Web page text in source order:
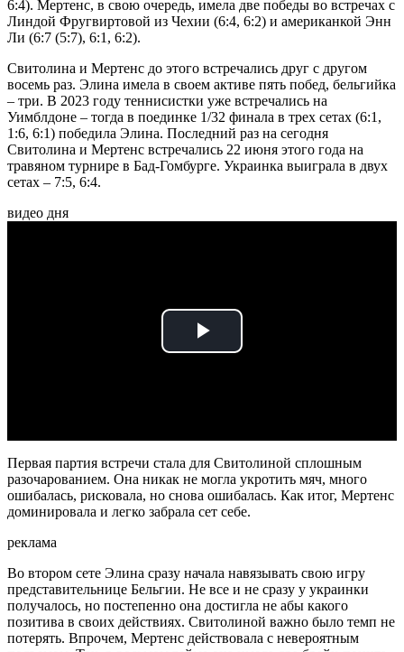
6:4). Мертенс, в свою очередь, имела две победы во встречах с
Линдой Фругвиртовой из Чехии (6:4, 6:2) и американкой Энн
Ли (6:7 (5:7), 6:1, 6:2).
Свитолина и Мертенс до этого встречались друг с другом
восемь раз. Элина имела в своем активе пять побед, бельгийка
– три. В 2023 году теннисистки уже встречались на
Уимблдоне – тогда в поединке 1/32 финала в трех сетах (6:1,
1:6, 6:1) победила Элина. Последний раз на сегодня
Свитолина и Мертенс встречались 22 июня этого года на
травяном турнире в Бад-Гомбурге. Украинка выиграла в двух
сетах – 7:5, 6:4.
видео дня
Play
Первая партия встречи стала для Свитолиной сплошным
разочарованием. Она никак не могла укротить мяч, много
ошибалась, рисковала, но снова ошибалась. Как итог, Мертенс
доминировала и легко забрала сет себе.
реклама
Во втором сете Элина сразу начала навязывать свою игру
представительнице Бельгии. Не все и не сразу у украинки
получалось, но постепенно она достигла не абы какого
позитива в своих действиях. Свитолиной важно было темп не
потерять. Впрочем, Мертенс действовала с невероятным